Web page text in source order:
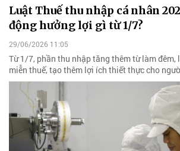
Luật Thuế thu nhập cá nhân
động hưởng lợi gì từ 1/7?
29/06/2026 11:05
Từ 1/7, phần thu nhập tăng thêm từ làm đêm,
miễn thuế, tạo thêm lợi ích thiết thực cho